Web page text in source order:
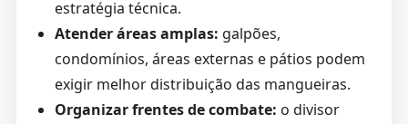
estratégia técnica.
Atender áreas amplas: galpões,
condomínios, áreas externas e pátios podem
exigir melhor distribuição das mangueiras.
Organizar frentes de combate: o divisor